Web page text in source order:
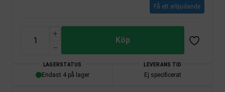
Få ett erbjudande
Köp
LAGERSTATUS
Endast 4 på lager
LEVERANS TID
Ej specificerat